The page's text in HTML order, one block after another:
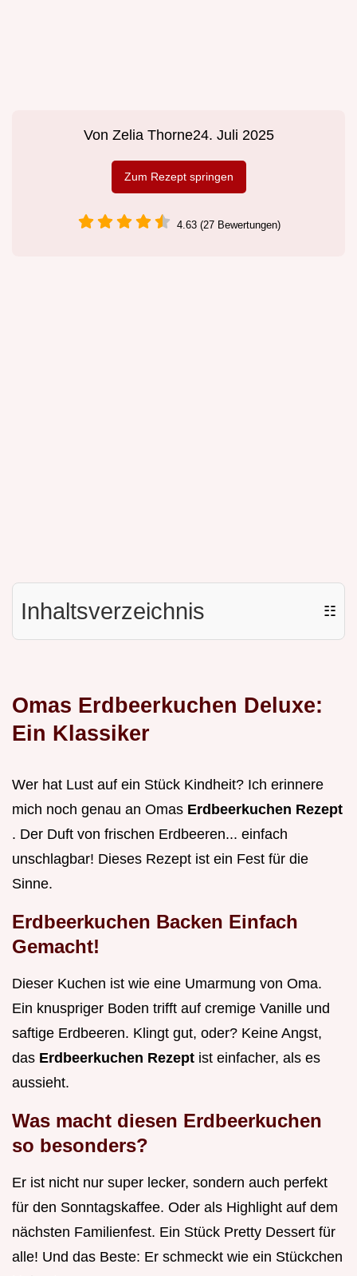
Von Zelia Thorne24. Juli 2025
Zum Rezept springen
4.63 (27 Bewertungen)
Inhaltsverzeichnis ☷
Omas Erdbeerkuchen Deluxe:
Ein Klassiker
Wer hat Lust auf ein Stück Kindheit? Ich erinnere
mich noch genau an Omas Erdbeerkuchen Rezept
. Der Duft von frischen Erdbeeren... einfach
unschlagbar! Dieses Rezept ist ein Fest für die
Sinne.
Erdbeerkuchen Backen Einfach
Gemacht!
Dieser Kuchen ist wie eine Umarmung von Oma.
Ein knuspriger Boden trifft auf cremige Vanille und
saftige Erdbeeren. Klingt gut, oder? Keine Angst,
das Erdbeerkuchen Rezept ist einfacher, als es
aussieht.
Was macht diesen Erdbeerkuchen
so besonders?
Er ist nicht nur super lecker, sondern auch perfekt
für den Sonntagskaffee. Oder als Highlight auf dem
nächsten Familienfest. Ein Stück Pretty Dessert für
alle! Und das Beste: Er schmeckt wie ein Stückchen